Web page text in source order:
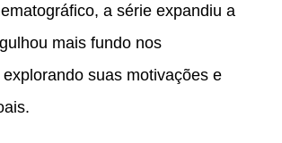
a série expandiu a
mais fundo nos
suas motivações e